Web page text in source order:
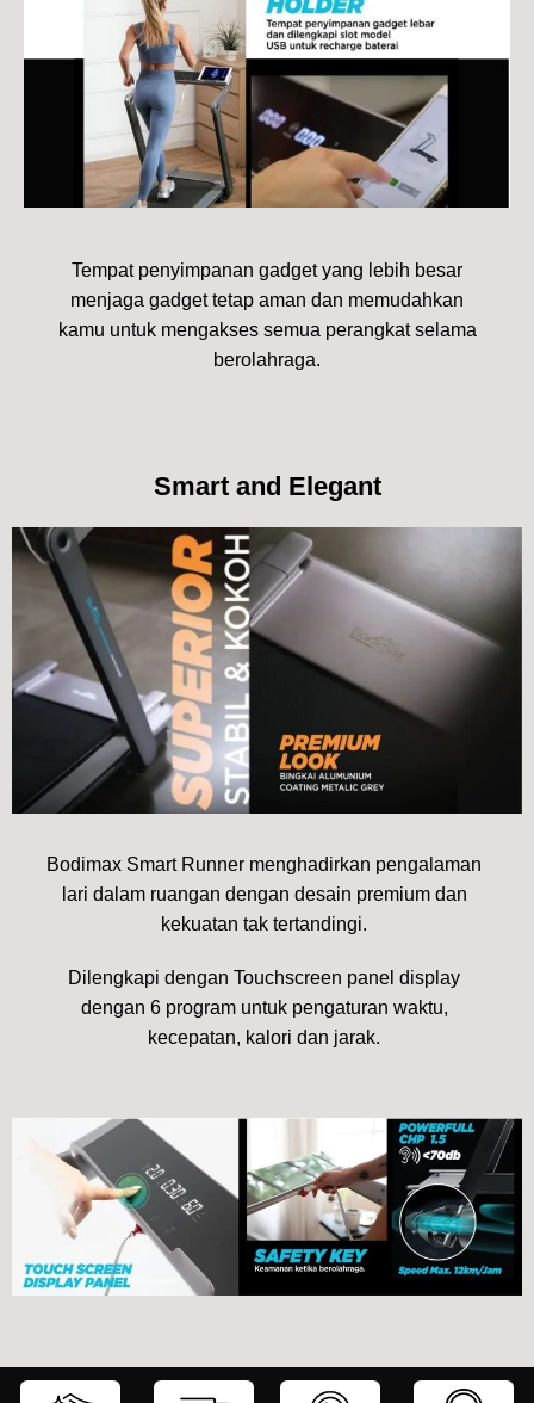
Tempat penyimpanan gadget yang lebih besar
menjaga gadget tetap aman dan memudahkan
kamu untuk mengakses semua perangkat selama
berolahraga.
Smart and Elegant
Bodimax Smart Runner menghadirkan pengalaman
lari dalam ruangan dengan desain premium dan
kekuatan tak tertandingi.
Dilengkapi dengan Touchscreen panel display
dengan 6 program untuk pengaturan waktu,
kecepatan, kalori dan jarak.